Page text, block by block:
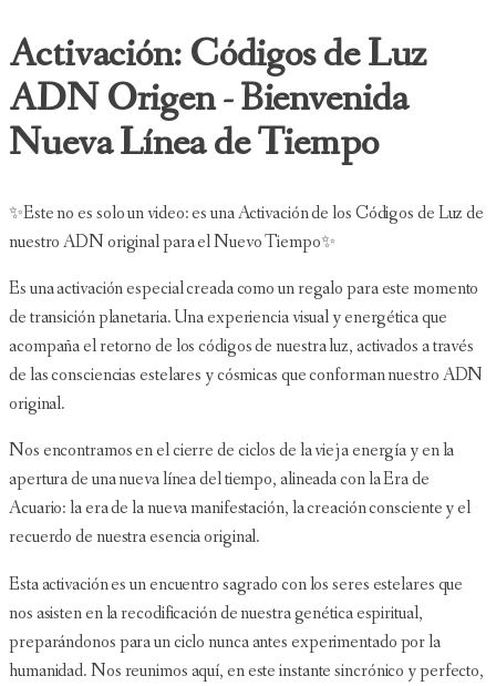
Activación: Códigos de Luz
ADN Origen - Bienvenida
Nueva Línea de Tiempo
✨Este no es solo un video: es una Activación de los Códigos de Luz de
nuestro ADN original para el Nuevo Tiempo✨
Es una activación especial creada como un regalo para este momento
de transición planetaria. Una experiencia visual y energética que
acompaña el retorno de los códigos de nuestra luz, activados a través
de las consciencias estelares y cósmicas que conforman nuestro ADN
original.
Nos encontramos en el cierre de ciclos de la vieja energía y en la
apertura de una nueva línea del tiempo, alineada con la Era de
Acuario: la era de la nueva manifestación, la creación consciente y el
recuerdo de nuestra esencia original.
Esta activación es un encuentro sagrado con los seres estelares que
nos asisten en la recodificación de nuestra genética espiritual,
preparándonos para un ciclo nunca antes experimentado por la
humanidad. Nos reunimos aquí, en este instante sincrónico y perfecto,